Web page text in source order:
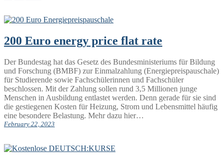
200 Euro energy price flat rate
Der Bundestag hat das Gesetz des Bundesministeriums für Bildung
und Forschung (BMBF) zur Einmalzahlung (Energiepreispauschale)
für Studierende sowie Fachschülerinnen und Fachschüler
beschlossen. Mit der Zahlung sollen rund 3,5 Millionen junge
Menschen in Ausbildung entlastet werden. Denn gerade für sie sind
die gestiegenen Kosten für Heizung, Strom und Lebensmittel häufig
eine besondere Belastung. Mehr dazu hier…
February 22, 2023